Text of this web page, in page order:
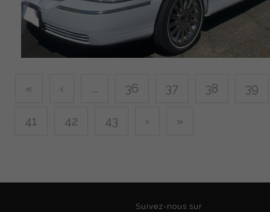
« ‹ ... 36 37 38 39
41 42 43 › »
Suivez-nous sur